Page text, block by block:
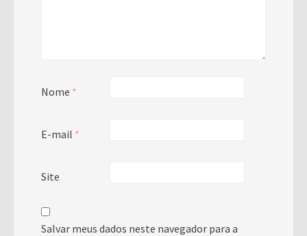
Nome *
E-mail *
Site
Salvar meus dados neste navegador para a